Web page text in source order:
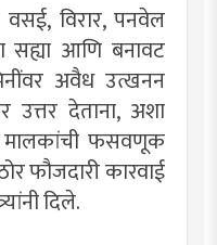
विरार, पनवेल
सह्या आणि बनावट
अवैध उत्खनन
उत्तर देताना, अशा
मालकांची फसवणूक
फौजदारी कारवाई
दिले.